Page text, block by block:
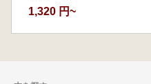
1,320 円~